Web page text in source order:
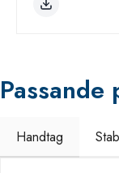
Handtag